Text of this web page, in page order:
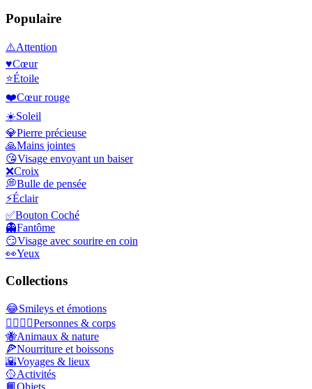
Populaire
⚠️Attention
♥️Cœur
⭐Étoile
❤️Cœur rouge
☀️Soleil
💎Pierre précieuse
🙏Mains jointes
😘Visage envoyant un baiser
❌Croix
💭Bulle de pensée
⚡Éclair
✅Bouton Coché
👻Fantôme
😏Visage avec sourire en coin
👀Yeux
Collections
😂Smileys et émotions
👩‍❤️‍💋‍👨Personnes & corps
🐝Animaux & nature
🍕Nourriture et boissons
🌇Voyages & lieux
🥎Activités
📙Objets